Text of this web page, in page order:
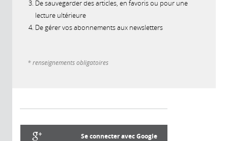
De sauvegarder des articles, en favoris ou pour une
lecture ultérieure
De gérer vos abonnements aux newsletters
* renseignements obligatoires
Se connecter avec Google